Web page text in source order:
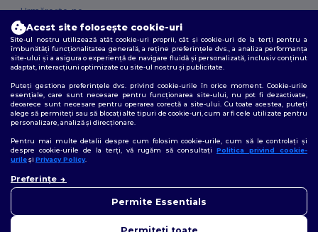
2026. Toate drepturile rezervate
urile|Sitemap
Urmărește-ne
Acest site folosește cookie-uri
Site-ul nostru utilizează atât cookie-uri proprii, cât și cookie-uri de la terți pentru a
îmbunătăți funcționalitatea generală, a reține preferințele dvs., a analiza performanța
site-ului și a asigura o experiență de navigare fluidă și personalizată, inclusiv conținut
adaptat, interacțiuni optimizate cu site-ul nostru și publicitate.
Puteți gestiona preferințele dvs. privind cookie-urile în orice moment. Cookie-urile
esențiale, care sunt necesare pentru funcționarea site-ului, nu pot fi dezactivate,
deoarece sunt necesare pentru operarea corectă a site-ului. Cu toate acestea, puteți
alege să permiteți sau să blocați alte tipuri de cookie-uri, cum ar fi cele utilizate pentru
personalizare, analiză și direcționare.
Pentru mai multe detalii despre cum folosim cookie-urile, cum să le controlați și
despre cookie-urile de la terți, vă rugăm să consultați Politica privind cookie-
urileși Privacy Policy.
Preferințe
Permite Essentials
Permiteți toate
în orice moment. Chatbot-ul